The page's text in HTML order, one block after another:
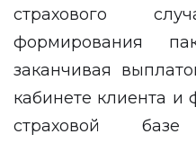
страхового
формирования
заканчивая
кабинете клиента и
страховой